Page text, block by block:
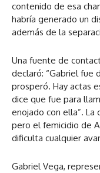
contenido de esa
habría generado un
además de la
Una fuente de
declaró: “Gabriel fue
prosperó. Hay actas
dice que fue para
enojado con ella”. La
pero el femicidio de
dificulta cualquier
Gabriel Vega,